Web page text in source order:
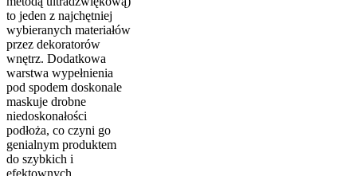
to jeden z najchętniej
wybieranych materiałów
przez dekoratorów
wnętrz. Dodatkowa
warstwa wypełnienia
pod spodem doskonale
maskuje drobne
niedoskonałości
podłoża, co czyni go
genialnym produktem
do szybkich i